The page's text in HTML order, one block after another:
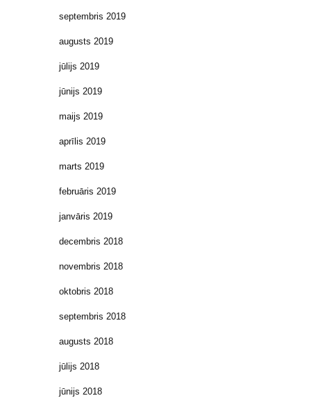
septembris 2019
augusts 2019
jūlijs 2019
jūnijs 2019
maijs 2019
aprīlis 2019
marts 2019
februāris 2019
janvāris 2019
decembris 2018
novembris 2018
oktobris 2018
septembris 2018
augusts 2018
jūlijs 2018
jūnijs 2018